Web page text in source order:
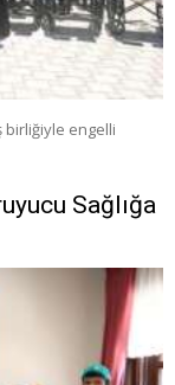
birliğiyle engelli
Sağlığa